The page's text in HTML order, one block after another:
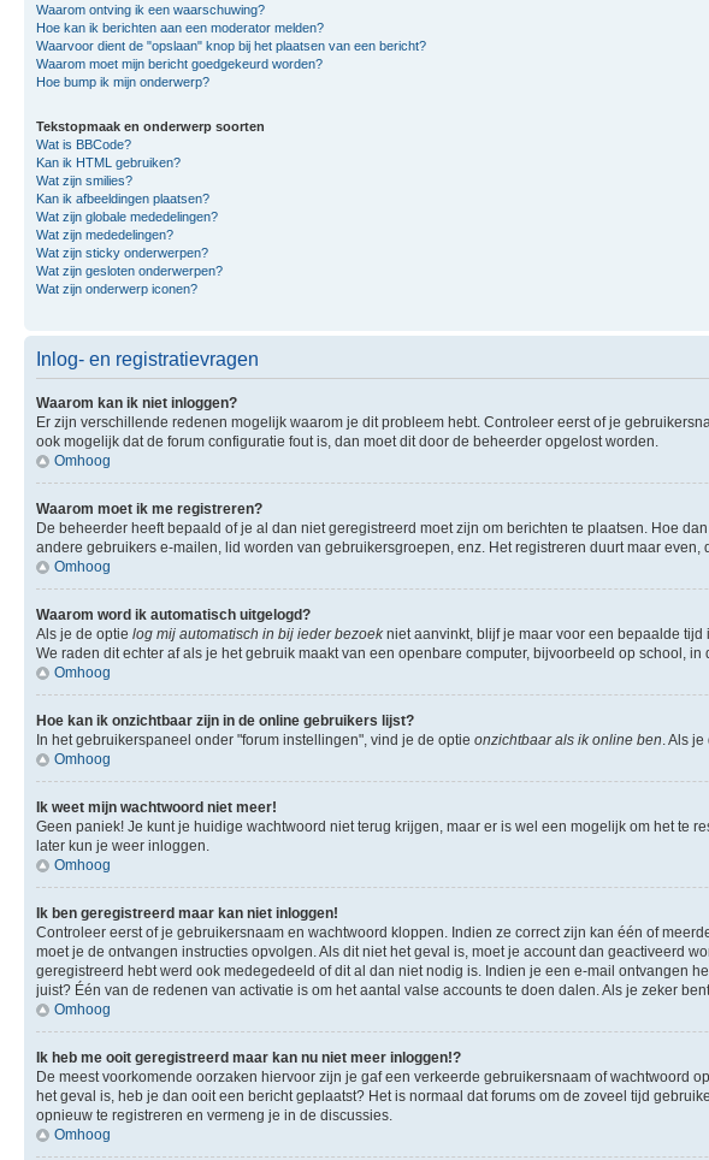
Waarom ontving ik een waarschuwing?
Hoe kan ik berichten aan een moderator melden?
Waarvoor dient de "opslaan" knop bij het plaatsen van een bericht?
Waarom moet mijn bericht goedgekeurd worden?
Hoe bump ik mijn onderwerp?
Tekstopmaak en onderwerp soorten
Wat is BBCode?
Kan ik HTML gebruiken?
Wat zijn smilies?
Kan ik afbeeldingen plaatsen?
Wat zijn globale mededelingen?
Wat zijn mededelingen?
Wat zijn sticky onderwerpen?
Wat zijn gesloten onderwerpen?
Wat zijn onderwerp iconen?
Inlog- en registratievragen
Waarom kan ik niet inloggen?
Er zijn verschillende redenen mogelijk waarom je dit probleem hebt. Controleer eerst of je
ook mogelijk dat de forum configuratie fout is, dan moet dit door de beheerder opgelost worden.
Omhoog
Waarom moet ik me registreren?
De beheerder heeft bepaald of je al dan niet geregistreerd moet zijn om berichten te plaatsen. Hoe
andere gebruikers e-mailen, lid worden van gebruikersgroepen, enz. Het registreren duurt maar even,
Omhoog
Waarom word ik automatisch uitgelogd?
Als je de optie log mij automatisch in bij ieder bezoekniet aanvinkt, blijf je maar voor een bepaalde
We raden dit echter af als je het gebruik maakt van een openbare computer, bijvoorbeeld op school,
Omhoog
Hoe kan ik onzichtbaar zijn in de online gebruikers lijst?
In het gebruikerspaneel onder "forum instellingen", vind je de optie onzichtbaar als ik online ben. Als
Omhoog
Ik weet mijn wachtwoord niet meer!
Geen paniek! Je kunt je huidige wachtwoord niet terug krijgen, maar er is wel een mogelijk om het te
later kun je weer inloggen.
Omhoog
Ik ben geregistreerd maar kan niet inloggen!
Controleer eerst of je gebruikersnaam en wachtwoord kloppen. Indien ze correct zijn kan één of
moet je de ontvangen instructies opvolgen. Als dit niet het geval is, moet je account dan geactiveerd
geregistreerd hebt werd ook medegedeeld of dit al dan niet nodig is. Indien je een e-mail ontvangen
juist? Één van de redenen van activatie is om het aantal valse accounts te doen dalen. Als je zeker
Omhoog
Ik heb me ooit geregistreerd maar kan nu niet meer inloggen!?
De meest voorkomende oorzaken hiervoor zijn je gaf een verkeerde gebruikersnaam of wachtwoord
het geval is, heb je dan ooit een bericht geplaatst? Het is normaal dat forums om de zoveel tijd
opnieuw te registreren en vermeng je in de discussies.
Omhoog